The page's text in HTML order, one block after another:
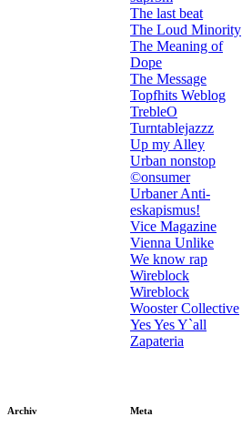
The last beat
The Loud Minority
The Meaning of
Dope
The Message
Topfhits Weblog
TrebleO
Turntablejazzz
Up my Alley
Urban nonstop
©onsumer
Urbaner Anti-
eskapismus!
Vice Magazine
Vienna Unlike
We know rap
Wireblock
Wireblock
Wooster Collective
Yes Yes Y`all
Zapateria
Archiv Meta